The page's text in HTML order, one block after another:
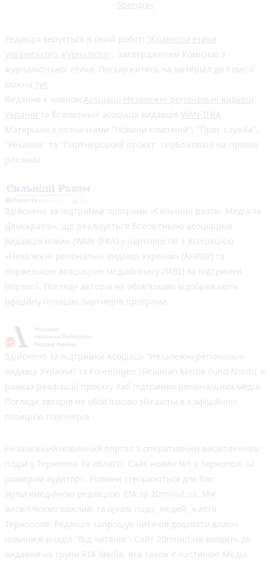
брендів»
Редакція керується в своїй роботі "Кодексом етики
українського журналіста" , затвердженим Комісією з
журналістської етики. Поскаржитись на матеріал до Комісії
можна тут
Видання є членом Асоціації Незалежні регіональні видавці
України та Всесвітньої асоціації видавців WAN-IFRA
Матеріали з позначками "Новини компаній", "Прес-служба",
"Реклама" та "Партнерський проєкт" опубліковані на правах
реклами.
Здійснено за підтримки програми «Сильніші разом: Медіа та
Демократія», що реалізується Всесвітньою асоціацією
видавців новин (WAN-IFRA) у партнерстві з Асоціацією
«Незалежні регіональні видавці України» (АНРВУ) та
Норвезькою асоціацією медіабізнесу (MBL) за підтримки
Норвегії. Погляди авторів не обов’язково відображають
офіційну позицію партнерів програми.
Здійснено за підтримки Асоціації “Незалежні регіональні
видавці України” та Foreningen Ukrainian Media Fund Nordic в
рамках реалізації проєкту Хаб підтримки регіональних медіа.
Погляди авторів не обов'язково збігаються з офіційною
позицією партнерів
Незалежний новинний портал з оперативним висвітленням
подій у Тернополі та області. Сайт новин №1 у Тернополі за
розміром аудиторії. Новини створюються для Вас
мультимедійною редакцією RIA та 20minut.ua. Ми
висвітлюємо важливі та цікаві події, людей, життя
Тернополя. Редакція запрошує читачів додавати власні
новини в розділ "Від читачів". Сайт 20minut.ua входить до
видавничої групи RIA Media, яка також є частиною Медіа